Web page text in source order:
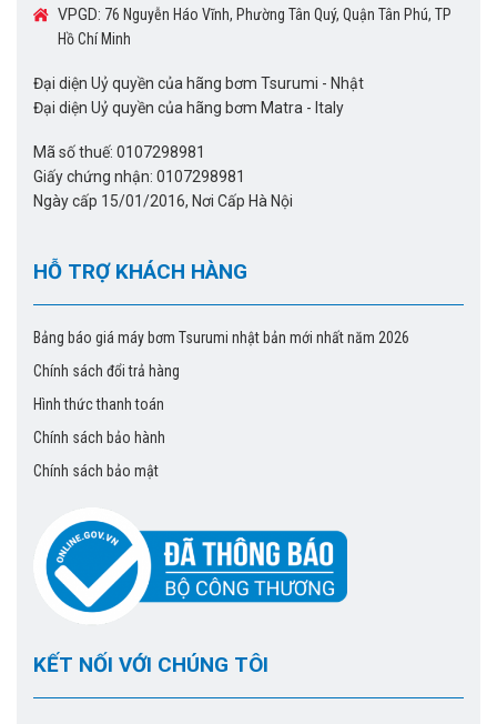
VPGD: 76 Nguyễn Háo Vĩnh, Phường Tân Quý, Quận Tân Phú, TP
Hồ Chí Minh
Đại diện Uỷ quyền của hãng bơm Tsurumi - Nhật
Đại diện Uỷ quyền của hãng bơm Matra - Italy
Mã số thuế: 0107298981
Giấy chứng nhận: 0107298981
Ngày cấp 15/01/2016, Nơi Cấp Hà Nội
HỖ TRỢ KHÁCH HÀNG
Bảng báo giá máy bơm Tsurumi nhật bản mới nhất năm 2026
Chính sách đổi trả hàng
Hình thức thanh toán
Chính sách bảo hành
Chính sách bảo mật
KẾT NỐI VỚI CHÚNG TÔI